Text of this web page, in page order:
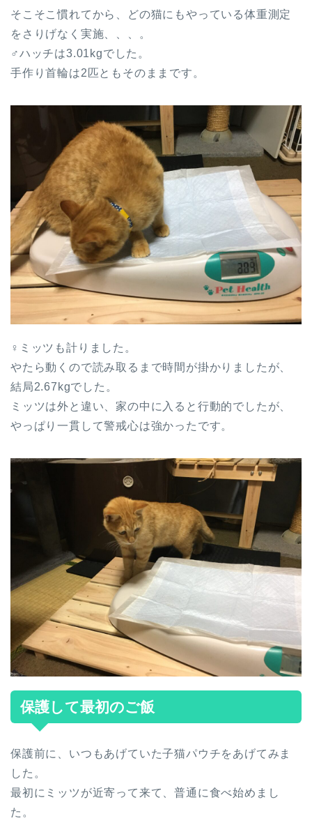
そこそこ慣れてから、どの猫にもやっている体重測定
をさりげなく実施、、、。
♂ハッチは3.01kgでした。
手作り首輪は2匹ともそのままです。
♀ミッツも計りました。
やたら動くので読み取るまで時間が掛かりましたが、
結局2.67kgでした。
ミッツは外と違い、家の中に入ると行動的でしたが、
やっぱり一貫して警戒心は強かったです。
保護して最初のご飯
保護前に、いつもあげていた子猫パウチをあげてみま
した。
最初にミッツが近寄って来て、普通に食べ始めまし
た。